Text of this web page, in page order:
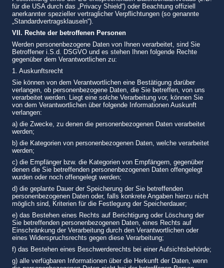
für die USA durch das „Privacy Shield“) oder Beachtung offiziell
anerkannter spezieller vertraglicher Verpflichtungen (so genannte
„Standardvertragsklauseln“).
VII. Rechte der betroffenen Personen
Werden personenbezogene Daten von Ihnen verarbeitet, sind Sie
Betroffener i.S.d. DSGVO und es stehen Ihnen folgende Rechte
gegenüber dem Verantwortlichen zu:
1. Auskunftsrecht
Sie können von dem Verantwortlichen eine Bestätigung darüber
verlangen, ob personenbezogene Daten, die Sie betreffen, von uns
verarbeitet werden. Liegt eine solche Verarbeitung vor, können Sie
von dem Verantwortlichen über folgende Informationen Auskunft
verlangen:
a) die Zwecke, zu denen die personenbezogenen Daten verarbeitet
werden;
b) die Kategorien von personenbezogenen Daten, welche verarbeitet
werden;
c) die Empfänger bzw. die Kategorien von Empfängern, gegenüber
denen die Sie betreffenden personenbezogenen Daten offengelegt
wurden oder noch offengelegt werden;
d) die geplante Dauer der Speicherung der Sie betreffenden
personenbezogenen Daten oder, falls konkrete Angaben hierzu nicht
möglich sind, Kriterien für die Festlegung der Speicherdauer;
e) das Bestehen eines Rechts auf Berichtigung oder Löschung der
Sie betreffenden personenbezogenen Daten, eines Rechts auf
Einschränkung der Verarbeitung durch den Verantwortlichen oder
eines Widerspruchsrechts gegen diese Verarbeitung;
f) das Bestehen eines Beschwerderechts bei einer Aufsichtsbehörde;
g) alle verfügbaren Informationen über die Herkunft der Daten, wenn